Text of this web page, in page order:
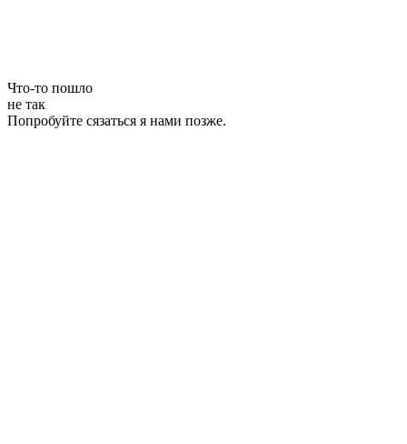
Что-то пошло
не так
Попробуйте сязаться я нами позже.